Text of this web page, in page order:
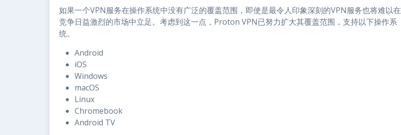
如果一个VPN服务在操作系统中没有广泛的覆盖范围，即使是最令人印象深刻的VPN服务也将难以在
竞争日益激烈的市场中立足。考虑到这一点，Proton VPN已努力扩大其覆盖范围，支持以下操作系
统。
Android
iOS
Windows
macOS
Linux
Chromebook
Android TV